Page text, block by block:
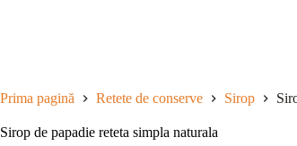
Prima pagină Retete de conserve Sirop
Sirop de papadie reteta simpla naturala